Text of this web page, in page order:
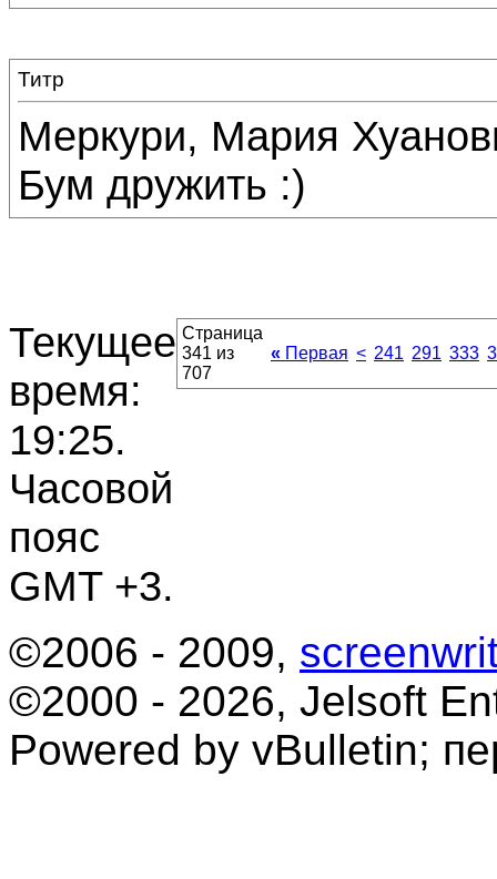
Титр
Меркури, Мария
Бум дружить :)
Текущее
время:
19:25.
Часовой
пояс
GMT +3.
Страница
341 из
707
« Первая < 241 291 333
©2006 - 2009,
©2000 - 2026, Jelsoft
Powered by vBulletin;